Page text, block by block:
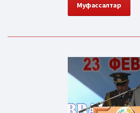
Муфассалтар